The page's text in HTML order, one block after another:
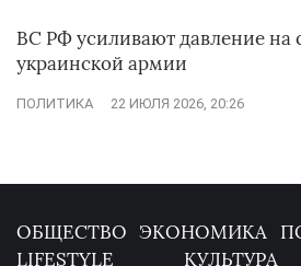
ВС РФ усиливают давление на
украинской армии
ПОЛИТИКА 22 ИЮЛЯ 2026, 20:26
ОБЩЕСТВО ЭКОНОМИКА
LIFESTYLE
КУЛЬТУРА